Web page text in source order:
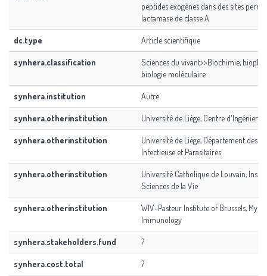
peptides exogènes dans des sites
lactamase de classe A
dc.type Article scientifique
synhera.classification
Sciences du vivant>>Biochimie,
biologie moléculaire
synhera.institution Autre
synhera.otherinstitution Université de Liège, Centre d'Ingénierie
synhera.otherinstitution
Université de Liège, Département des
Infectieuse et Parasitaires
synhera.otherinstitution
Université Catholique de Louvain,
Sciences de la Vie
synhera.otherinstitution
WIV-Pasteur Institute of Brussels,
Immunology
synhera.stakeholders.fund ?
synhera.cost.total ?